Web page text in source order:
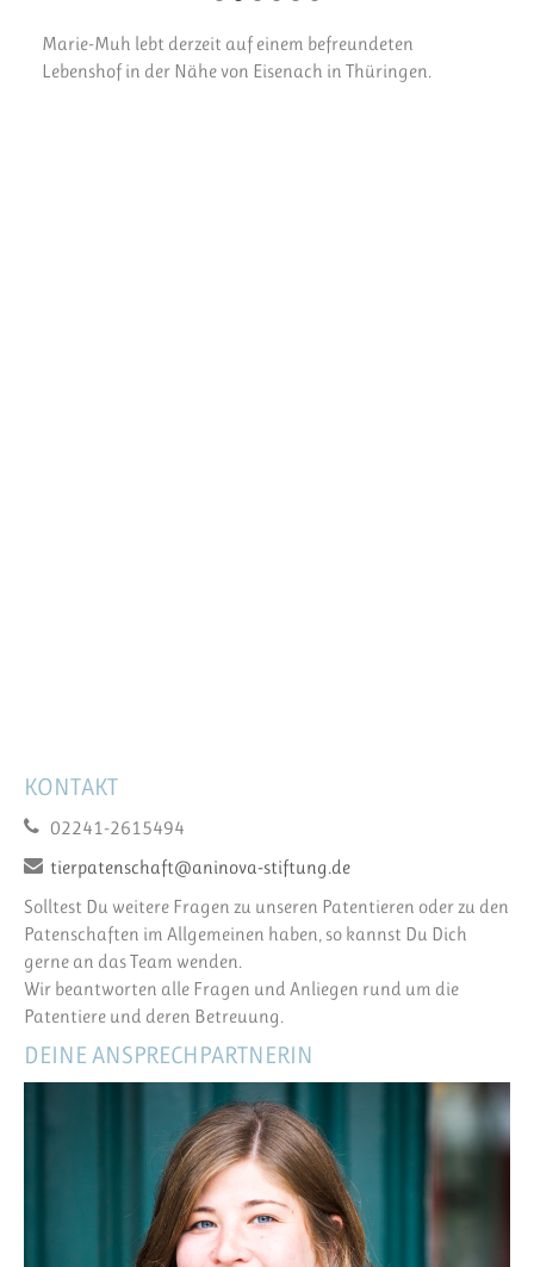
Marie-Muh lebt derzeit auf einem befreundeten
Lebenshof in der Nähe von Eisenach in Thüringen.
KONTAKT
02241-2615494
tierpatenschaft@aninova-stiftung.de
Solltest Du weitere Fragen zu unseren Patentieren oder zu den
Patenschaften im Allgemeinen haben, so kannst Du Dich
gerne an das Team wenden.
Wir beantworten alle Fragen und Anliegen rund um die
Patentiere und deren Betreuung.
DEINE ANSPRECHPARTNERIN